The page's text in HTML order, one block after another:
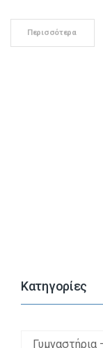
Περισσότερα
Kατηγορίες